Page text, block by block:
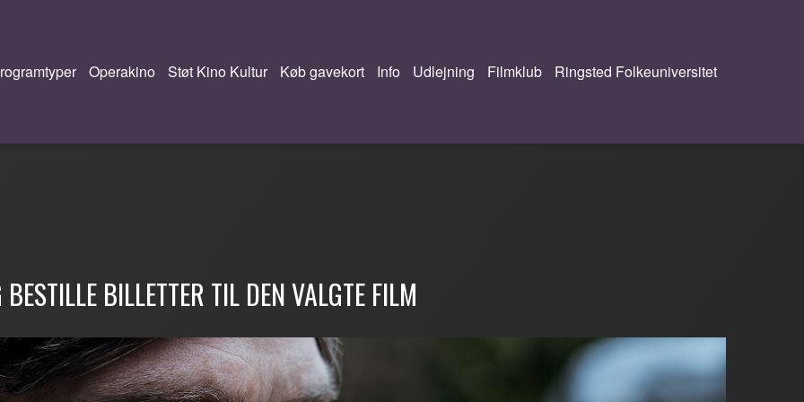
Operakino Støt Kino Kultur Køb gavekort Info Udlejning Filmklub Ringsted Folkeuniversitet